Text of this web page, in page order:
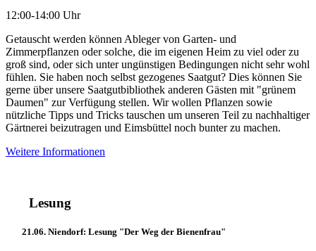
12:00-14:00 Uhr
Getauscht werden können Ableger von Garten- und
Zimmerpflanzen oder solche, die im eigenen Heim zu viel oder zu
groß sind, oder sich unter ungünstigen Bedingungen nicht sehr wohl
fühlen. Sie haben noch selbst gezogenes Saatgut? Dies können Sie
gerne über unsere Saatgutbibliothek anderen Gästen mit "grünem
Daumen" zur Verfügung stellen. Wir wollen Pflanzen sowie
nützliche Tipps und Tricks tauschen um unseren Teil zu nachhaltiger
Gärtnerei beizutragen und Eimsbüttel noch bunter zu machen.
Weitere Informationen
Lesung
21.06. Niendorf: Lesung "Der Weg der Bienenfrau"